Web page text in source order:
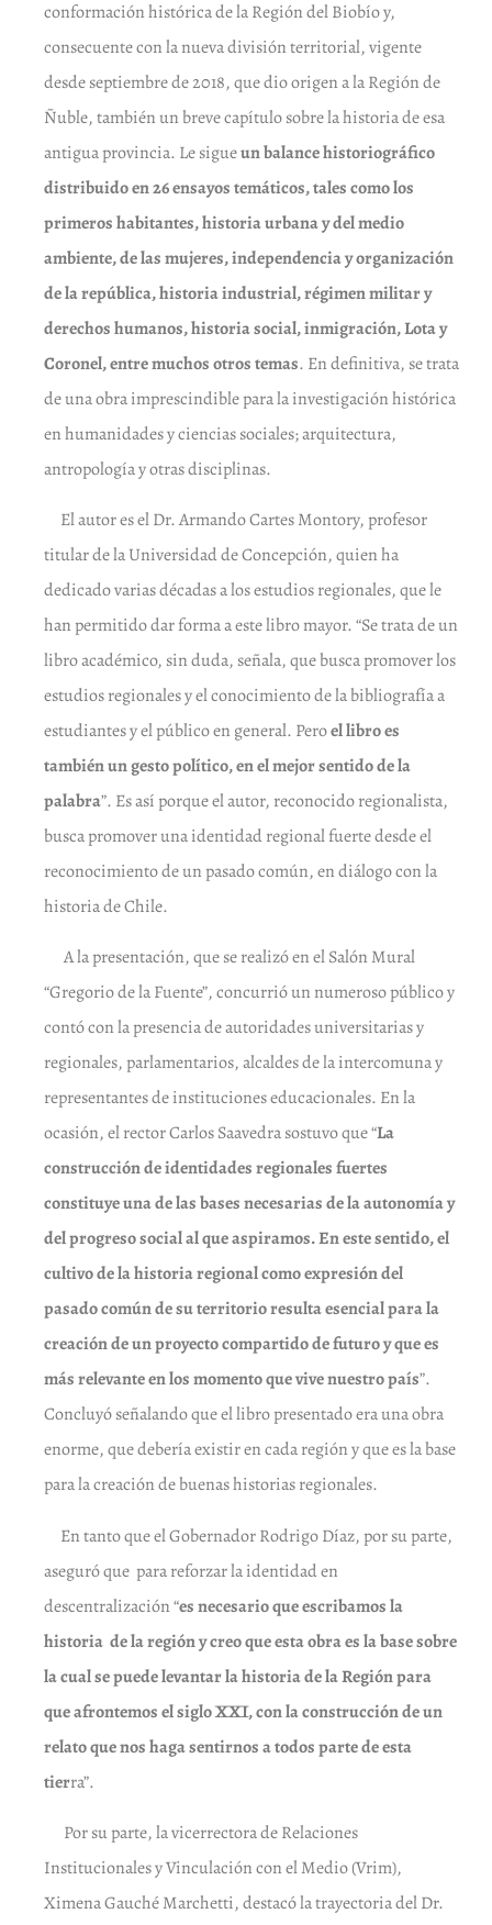
conformación histórica de la Región del Biobío y,
consecuente con la nueva división territorial, vigente
desde septiembre de 2018, que dio origen a la Región de
Ñuble, también un breve capítulo sobre la historia de esa
antigua provincia. Le sigueunbalance historiográfico
distribuido en26 ensayos temáticos, tales como los
primeros habitantes, historia urbana y del medio
ambiente, de las mujeres, independencia y organización
de la república, historia industrial, régimen militar y
derechos humanos, historia social, inmigración, Lota y
Coronel, entre muchos otros temas. En definitiva, se trata
de una obra imprescindible para la investigación histórica
en humanidades y ciencias sociales; arquitectura,
antropología y otras disciplinas.
El autor es el Dr. Armando Cartes Montory, profesor
titular de la Universidad de Concepción, quien ha
dedicado varias décadas a los estudios regionales, que le
han permitido dar forma a este libro mayor. “Se trata de un
libro académico, sin duda, señala, que busca promover los
estudios regionales y el conocimiento de la bibliografía a
estudiantes y el público en general. Peroel libro es
también un gesto político, en el mejor sentido de la
palabra”. Es así porque el autor, reconocido regionalista,
busca promover una identidad regional fuerte desde el
reconocimiento de un pasado común, en diálogo con la
historia de Chile.
A la presentación, que se realizó en el Salón Mural
“Gregorio de la Fuente”, concurrió un numeroso público y
contó con la presencia de autoridades universitarias y
regionales, parlamentarios, alcaldes de la intercomuna y
representantes de instituciones educacionales. En la
ocasión, el rector Carlos Saavedra sostuvo que “La
construcción de identidades regionales fuertes
constituye una de las bases necesarias de la autonomía y
del progreso social al que aspiramos. En este sentido, el
cultivo de la historia regional como expresión del
pasado común de su territorio resulta esencial para la
creación de un proyecto compartido de futuro y que es
más relevante en los momento que vive nuestro país”.
Concluyó señalando que el libro presentado era una obra
enorme, que debería existir en cada región y que es la base
para la creación de buenas historias regionales.
En tanto que el Gobernador Rodrigo Díaz, por su parte,
aseguró que para reforzar la identidad en
descentralización “es necesario que escribamos la
historia de la región y creo que esta obra es la base sobre
la cual se puede levantar la historia de la Región para
que afrontemos el siglo XXI, con la construcción de un
relato que nos haga sentirnos a todos parte de esta
tierra”.
Por su parte, la vicerrectora de Relaciones
Institucionales y Vinculación con el Medio (Vrim),
Ximena Gauché Marchetti, destacó la trayectoria del Dr.